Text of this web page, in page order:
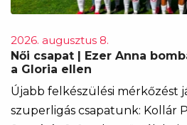
2026. augusztus 8.
Női csapat | Ezer Anna
a Gloria ellen
Újabb felkészülési mérkőzést
szuperligás csapatunk: Kollár